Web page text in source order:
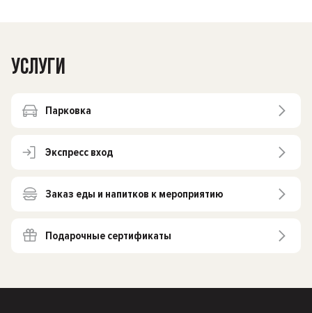
УСЛУГИ
Парковка
Экспресс вход
Заказ еды и напитков к мероприятию
Подарочные сертификаты